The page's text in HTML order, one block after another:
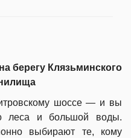
берегу Клязьминского
шоссе — и вы
леса и большой воды.
выбирают те, кому